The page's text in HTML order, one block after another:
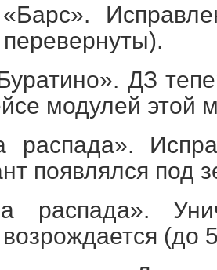
ДЗ
модулей этой
появлялся под
распада».
возрождается (до